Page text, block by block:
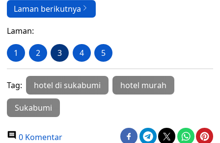
Laman berikutnya
Laman:
1 2 3 4 5
Tag: hotel di sukabumi hotel murah
Sukabumi
0 Komentar